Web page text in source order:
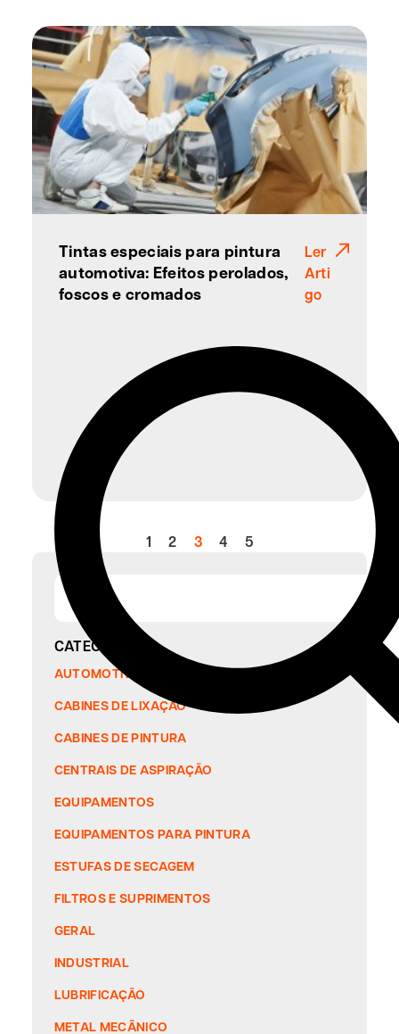
Tintas especiais para pintura
automotiva: Efeitos perolados,
foscos e cromados
Ler
Arti
go
1 2 3 4 5
CATEGORIAS
AUTOMOTIVO
CABINES DE LIXAÇÃO
CABINES DE PINTURA
CENTRAIS DE ASPIRAÇÃO
EQUIPAMENTOS
EQUIPAMENTOS PARA PINTURA
ESTUFAS DE SECAGEM
FILTROS E SUPRIMENTOS
GERAL
INDUSTRIAL
LUBRIFICAÇÃO
METAL MECÂNICO